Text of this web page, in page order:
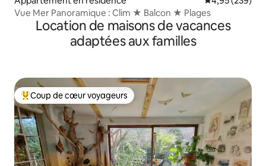
Vue Mer Panoramique : Clim ★ Balcon ★ Plages
Location de maisons de vacances
adaptées aux familles
Coups de cœur voyageurs les plus appréciés
Coup de cœur voyageurs